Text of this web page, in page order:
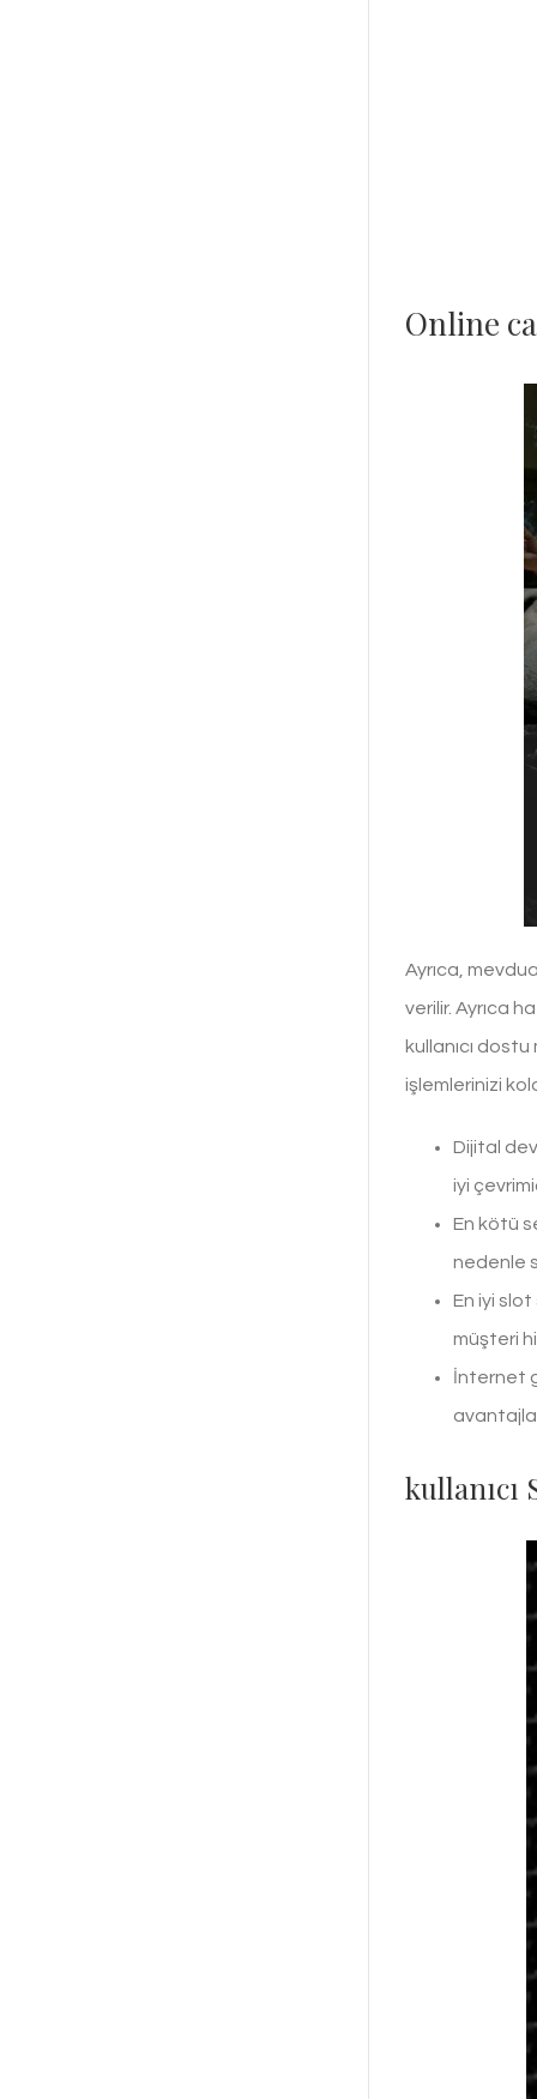
Online
Ayrıca,
verilir. Ayrıca
kullanıcı
işlemlerinizi
Dijital
iyi
En kötü
nedenle
En iyi
müşteri
İnternet
kullanıcı